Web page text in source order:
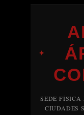
✦
SEDE
CIUDADES